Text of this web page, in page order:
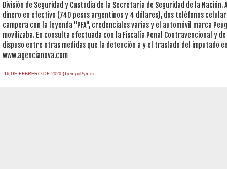
División de Seguridad y Custodia de la Secretaría de Seguridad de la
dinero en efectivo (740 pesos argentinos y 4 dólares), dos teléfonos
campera con la leyenda "PFA", credenciales varias y el automóvil marca
movilizaba. En consulta efectuada con la Fiscalía Penal Contravencional y de
dispuso entre otras medidas que la detención a y el traslado del imputado
www.agencianova.com
16 DE FEBRERO DE 2020.(TiempoPyme)